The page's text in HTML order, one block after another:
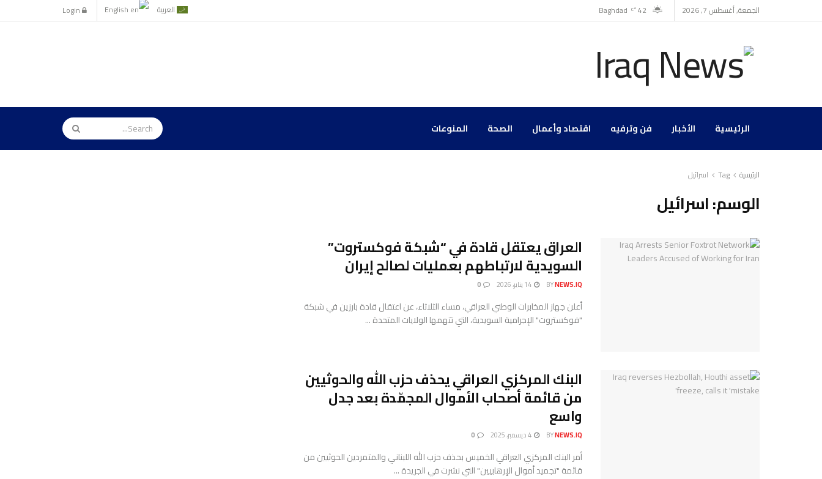
الجمعة, أغسطس 7, 2026 42
°C
Baghdad
English العربية
الرئيسية الأخبار فن وترفيه اقتصاد وأعمال الصحة المنوعات
الرئيسية Tag اسرائيل
الوسم:اسرائيل
العراق يعتقل قادة في “شبكة فوكستروت”
السويدية لارتباطهم بعمليات لصالح إيران
BYNEWS.IQ
أعلن جهاز المخابرات الوطني العراقي، مساء الثلاثاء، عن اعتقال قادة بارزين في شبكة
"فوكستروت" الإجرامية السويدية، التي تتهمها الولايات المتحدة ...
البنك المركزي العراقي يحذف حزب الله والحوثيين
من قائمة أصحاب الأموال المجمّدة بعد جدل
واسع
BYNEWS.IQ
أمر البنك المركزي العراقي الخميس بحذف حزب الله اللبناني والمتمردين الحوثيين من
قائمة "تجميد أموال الإرهابيين" التي نشرت في الجريدة ...